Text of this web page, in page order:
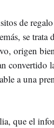
de
se trata
origen
convertido
a una
que el